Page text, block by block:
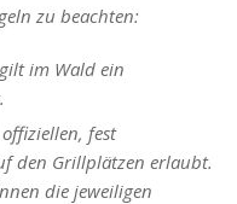
zu beachten:
im Wald ein
fest
den Grillplätzen erlaubt.
die jeweiligen